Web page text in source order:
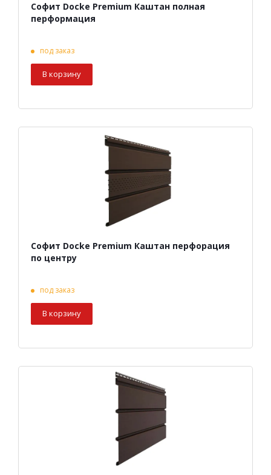
Софит Docke Premium Каштан полная
перформация
под заказ
В корзину
Софит Docke Premium Каштан перфорация
по центру
под заказ
В корзину